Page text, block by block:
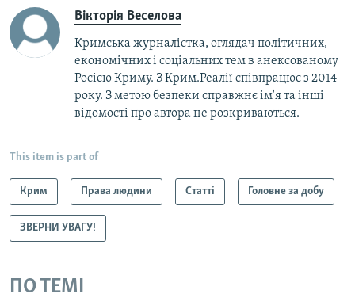
Вікторія Веселова
Кримська журналістка, оглядач політичних,
економічних і соціальних тем в анексованому
Росією Криму. З Крим.Реалії співпрацює з 2014
року. З метою безпеки справжнє ім'я та інші
відомості про автора не розкриваються.
This item is part of
Крим Права людини Статті Головне за добу
ЗВЕРНИ УВАГУ!
ПО ТЕМІ